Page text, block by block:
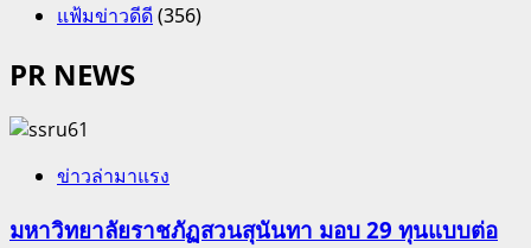
แฟ้มข่าวดีดี(356)
PR NEWS
ข่าวล่ามาแรง
มหาวิทยาลัยราชภัฏสวนสุนันทา มอบ 29 ทุนแบบต่อ